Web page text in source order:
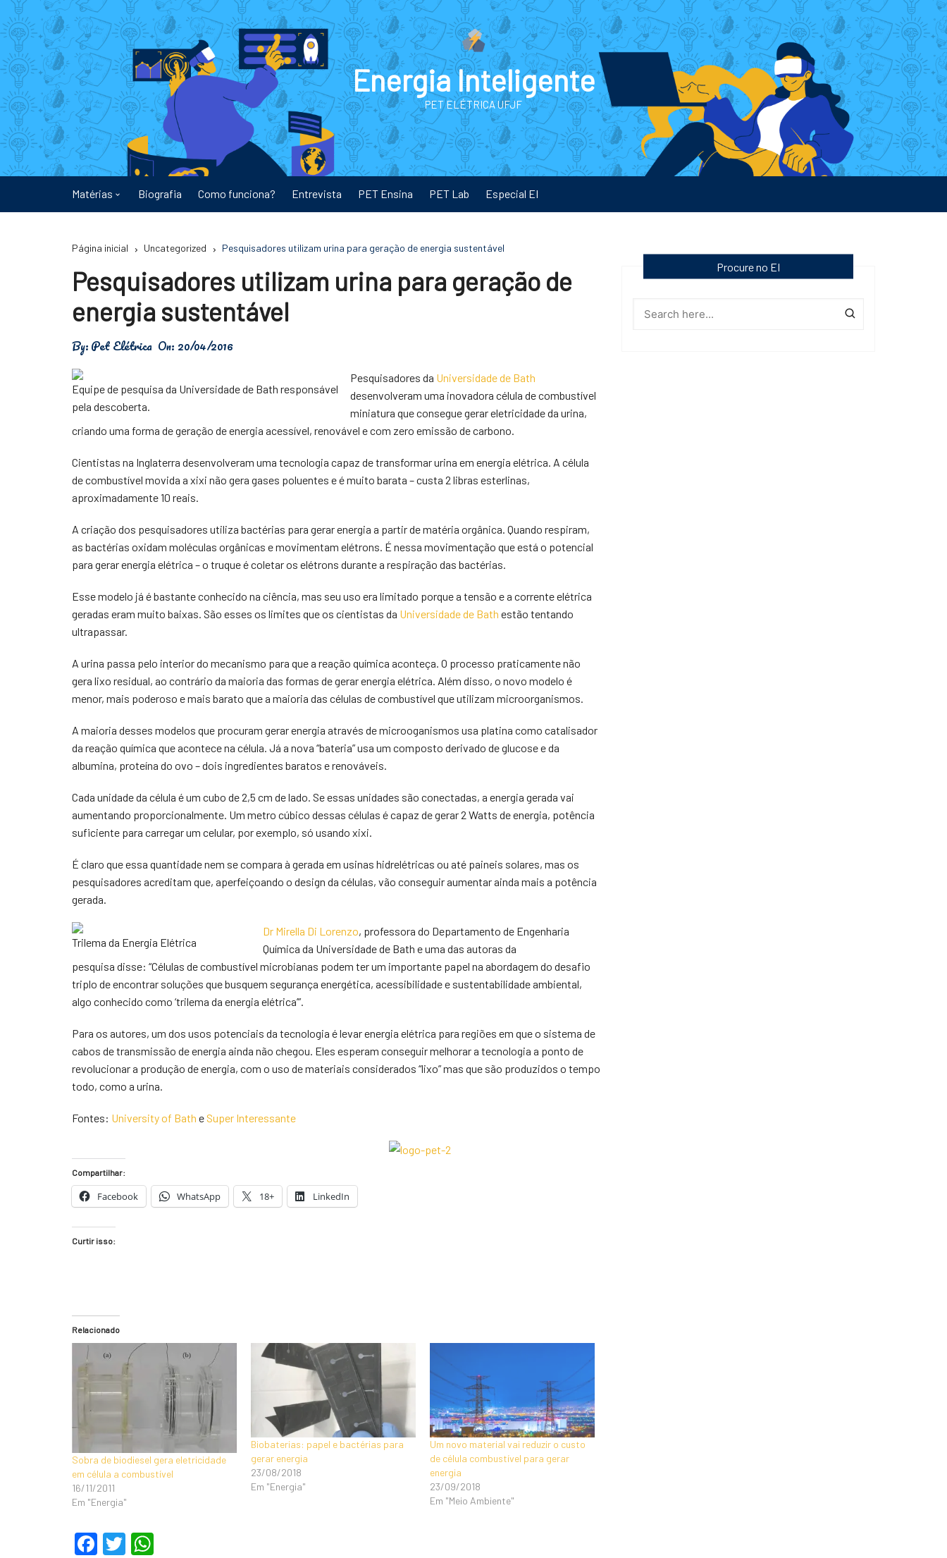
para
conteúdo
Energia Inteligente
PET ELÉTRICA UFJF
Matérias
Energia
Física
Meio Ambiente
Saúde
Biografia Como funciona? Entrevista PET Ensina PET Lab Especial EI
Página inicial Uncategorized Pesquisadores utilizam urina para geração de energia sustentável
Pesquisadores utilizam urina para geração de
energia sustentável
By:Pet Elétrica On: 20/04/2016
Equipe de pesquisa da Universidade de Bath responsável
pela descoberta.
Pesquisadores da Universidade de Bath
desenvolveram uma inovadora célula de combustível
miniatura que consegue gerar eletricidade da urina,
criando uma forma de geração de energia acessível, renovável e com zero emissão de carbono.
Cientistas na Inglaterra desenvolveram uma tecnologia capaz de transformar urina em energia elétrica. A célula
de combustível movida a xixi não gera gases poluentes e é muito barata – custa 2 libras esterlinas,
aproximadamente 10 reais.
A criação dos pesquisadores utiliza bactérias para gerar energia a partir de matéria orgânica. Quando respiram,
as bactérias oxidam moléculas orgânicas e movimentam elétrons. É nessa movimentação que está o potencial
para gerar energia elétrica – o truque é coletar os elétrons durante a respiração das bactérias.
Esse modelo já é bastante conhecido na ciência, mas seu uso era limitado porque a tensão e a corrente elétrica
geradas eram muito baixas. São esses os limites que os cientistas da Universidade de Bath estão tentando
ultrapassar.
A urina passa pelo interior do mecanismo para que a reação química aconteça. O processo praticamente não
gera lixo residual, ao contrário da maioria das formas de gerar energia elétrica. Além disso, o novo modelo é
menor, mais poderoso e mais barato que a maioria das células de combustível que utilizam microorganismos.
A maioria desses modelos que procuram gerar energia através de microoganismos usa platina como catalisador
da reação química que acontece na célula. Já a nova “bateria” usa um composto derivado de glucose e da
albumina, proteína do ovo – dois ingredientes baratos e renováveis.
Cada unidade da célula é um cubo de 2,5 cm de lado. Se essas unidades são conectadas, a energia gerada vai
aumentando proporcionalmente. Um metro cúbico dessas células é capaz de gerar 2 Watts de energia, potência
suficiente para carregar um celular, por exemplo, só usando xixi.
É claro que essa quantidade nem se compara à gerada em usinas hidrelétricas ou até paineis solares, mas os
pesquisadores acreditam que, aperfeiçoando o design da células, vão conseguir aumentar ainda mais a potência
gerada.
Trilema da Energia Elétrica
Dr Mirella Di Lorenzo, professora do Departamento de Engenharia
Química da Universidade de Bath e uma das autoras da
pesquisa disse: “Células de combustível microbianas podem ter um importante papel na abordagem do desafio
triplo de encontrar soluções que busquem segurança energética, acessibilidade e sustentabilidade ambiental,
algo conhecido como ‘trilema da energia elétrica’”.
Para os autores, um dos usos potenciais da tecnologia é levar energia elétrica para regiões em que o sistema de
cabos de transmissão de energia ainda não chegou. Eles esperam conseguir melhorar a tecnologia a ponto de
revolucionar a produção de energia, com o uso de materiais considerados “lixo” mas que são produzidos o tempo
todo, como a urina.
Fontes: University of Bath e Super Interessante
Compartilhar:
Facebook WhatsApp 18+ LinkedIn
Curtir isso:
Relacionado
Sobra de biodiesel gera eletricidade
em célula a combustível
16/11/2011
Em "Energia"
Biobaterias: papel e bactérias para
gerar energia
23/08/2018
Em "Energia"
Um novo material vai reduzir o custo
de célula combustível para gerar
energia
23/09/2018
Em "Meio Ambiente"
F
T
Procure no EI